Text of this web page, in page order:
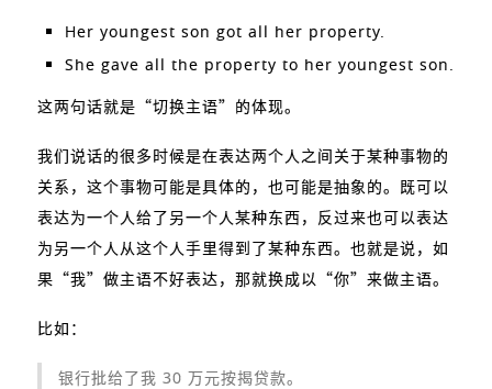
Her youngest son got all her property.
She gave all the property to her youngest son.
这两句话就是“切换主语”的体现。
我们说话的很多时候是在表达两个人之间关于某种事物的
关系，这个事物可能是具体的，也可能是抽象的。既可以
表达为一个人给了另一个人某种东西，反过来也可以表达
为另一个人从这个人手里得到了某种东西。也就是说，如
果“我”做主语不好表达，那就换成以“你”来做主语。
比如：
银行批给了我 30 万元按揭贷款。